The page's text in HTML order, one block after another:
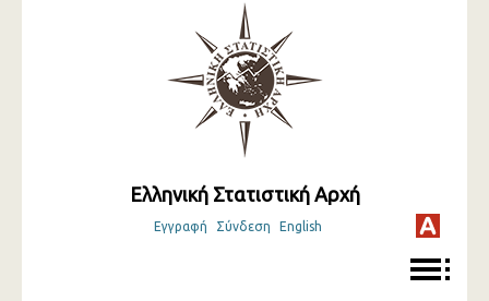
Ελληνική Στατιστική Αρχή
Εγγραφή Σύνδεση English